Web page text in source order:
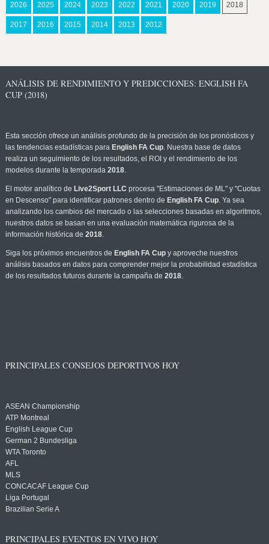
2026 2025 2024 2023 2022 2021 2020 2019 2018
2017 2016 2015 2014 2013 2012
ANÁLISIS DE RENDIMIENTO Y PREDICCIONES: ENGLISH FA
CUP (2018)
Esta sección ofrece un análisis profundo de la precisión de los pronósticos y
las tendencias estadísticas para English FA Cup. Nuestra base de datos
realiza un seguimiento de los resultados, el ROI y el rendimiento de los
modelos durante la temporada 2018.
El motor analítico de Live2Sport LLC procesa "Estimaciones de ML" y "Cuotas
en Descenso" para identificar patrones dentro de English FA Cup. Ya sea
analizando los cambios del mercado o las selecciones basadas en algoritmos,
nuestros datos se basan en una evaluación matemática rigurosa de la
información histórica de 2018.
Siga los próximos encuentros de English FA Cupy aproveche nuestros
análisis basados en datos para comprender mejor la probabilidad estadística
de los resultados futuros durante la campaña de 2018.
PRINCIPALES CONSEJOS DEPORTIVOS HOY
ASEAN Championship
ATP Montreal
English League Cup
German 2 Bundesliga
WTA Toronto
AFL
MLS
CONCACAF League Cup
Liga Portugal
Brazilian Serie A
PRINCIPALES EVENTOS EN VIVO HOY